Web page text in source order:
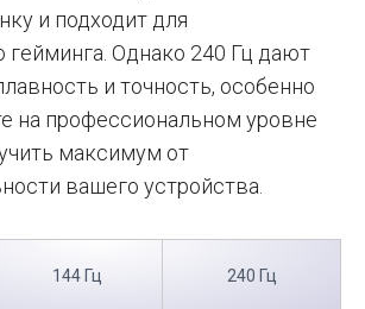
и подходит для
гейминга. Однако 240 Гц дают
и точность, особенно
на профессиональном уровне
максимум от
вашего устройства.
144 Гц 240 Гц